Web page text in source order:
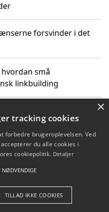
forsvinder i det
små
linkbuilding
ekspert og vælg den
din løsning
- Pilanto Aps
×
tracking cookies
forbedre brugeroplevelsen. Ved
du alle cookies i
cookiepolitik. Detaljer
NØDVENDIGE
TILLAD IKKE COOKIES